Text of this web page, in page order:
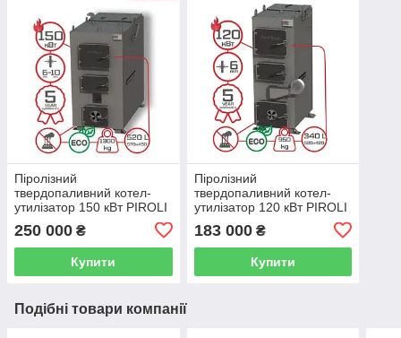
Піролізний
твердопаливний котел-
утилізатор 150 кВт PIROLI
250 000 ₴
Купити
Піролізний
твердопаливний котел-
утилізатор 120 кВт PIROLI
183 000₴
Купити
Подібні товари компанії